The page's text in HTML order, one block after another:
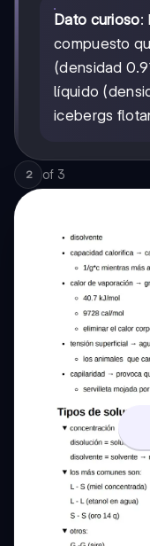
Dato curioso:
compuesto
(densidad
líquido
icebergs
2 of 3